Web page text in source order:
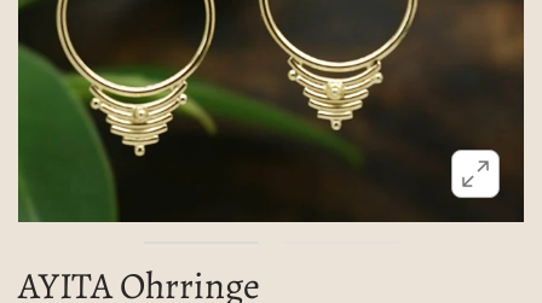
AYITA Ohrringe